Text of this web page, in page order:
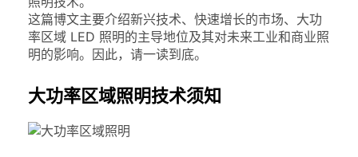
这篇博文主要介绍新兴技术、快速增长的市场、大功
率区域 LED 照明的主导地位及其对未来工业和商业照
明的影响。因此，请一读到底。
大功率区域照明技术须知